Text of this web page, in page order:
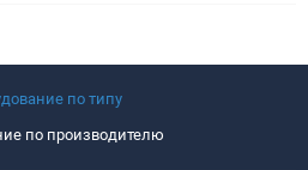
по типу
по производителю